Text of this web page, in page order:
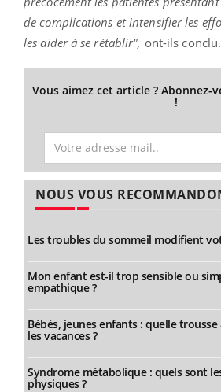
de complications et intensifier les
les aider à se rétablir", ont-ils conclu.
Vous aimez cet article ? Abonnez-
!
NOUS VOUS
Les troubles du sommeil modifient
Mon enfant est-il trop sensible ou
empathique ?
Bébés, jeunes enfants : quelle
les vacances ?
Syndrome métabolique : quels sont
physiques ?